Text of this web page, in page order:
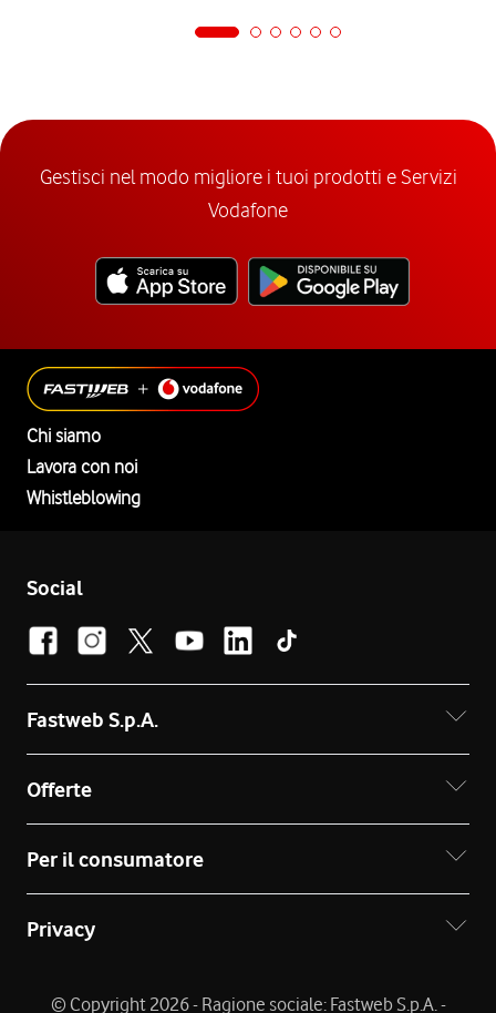
Gestisci nel modo migliore i tuoi prodotti e Servizi
Vodafone
Chi siamo
Lavora con noi
Whistleblowing
Social
Fastweb S.p.A.
Offerte
Per il consumatore
Privacy
© Copyright 2026 - Ragione sociale: Fastweb S.p.A. -